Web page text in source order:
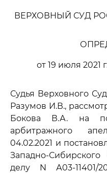
ВЕРХОВНЫЙ СУД
от 19 июля 2021
Судья Верховного
Разумов И.В.,
Бокова В.А. на
арбитражного
04.02.2021 и
Западно-
делу N А03-11401/